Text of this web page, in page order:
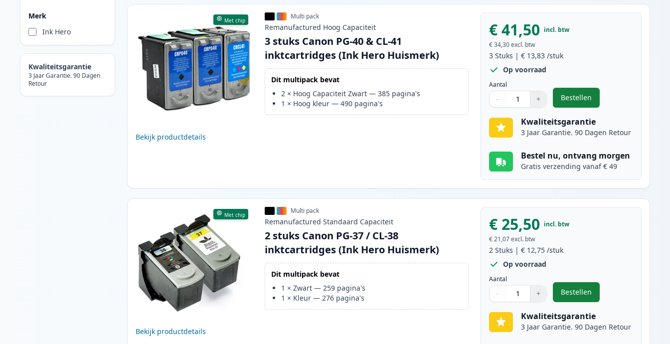
Merk
Ink Hero
Kwaliteitsgarantie
3 Jaar Garantie. 90 Dagen
Retour
Met chip
Bekijk productdetails
Multi pack
Remanufactured Hoog Capaciteit
3 stuks Canon PG-40 & CL-41
inktcartridges (Ink Hero Huismerk)
Dit multipack bevat
2 × Hoog Capaciteit Zwart —385 pagina's
1 × Hoog kleur —490 pagina's
€ 41,50 incl. btw
€ 34,30 excl. btw
3 Stuks |€ 13,83 /stuk
Op voorraad
Aantal
Aantal
Gebruik de knoppen om aan te passen
− +
Aantal 1
Bestellen
,3 stuks Canon PG-40 &
Kwaliteitsgarantie
3 Jaar Garantie. 90 Dagen Retour
Bestel nu, ontvang morgen
Gratis verzending vanaf € 49
Met chip
Bekijk productdetails
Multi pack
Remanufactured Standaard Capaciteit
2 stuks Canon PG-37 / CL-38
inktcartridges (Ink Hero Huismerk)
Dit multipack bevat
1 ×Zwart —259 pagina's
1 × Kleur —276 pagina's
€ 25,50 incl. btw
€ 21,07 excl. btw
2 Stuks |€ 12,75 /stuk
Op voorraad
Aantal
Aantal
Gebruik de knoppen om aan te passen
− +
Aantal 1
Bestellen
,2 stuks Canon PG-37 /
Kwaliteitsgarantie
3 Jaar Garantie. 90 Dagen Retour